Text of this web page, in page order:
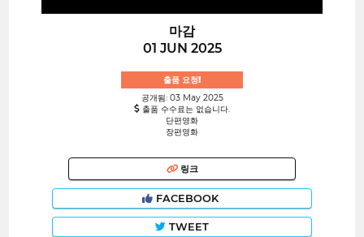
마감
01 JUN 2025
출품 요청!
공개됨: 03 May 2025
출품 수수료는 없습니다.
단편영화
장편영화
링크
FACEBOOK
TWEET